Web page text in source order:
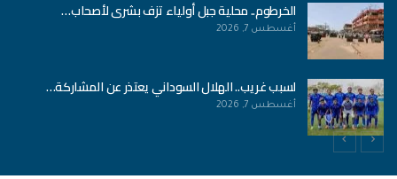
الخرطوم.. محلية جبل أولياء تزف بشرى لأصحاب…
أغسطس 7, 2026
لسبب غريب.. الهلال السوداني يعتذر عن المشاركة…
أغسطس 7, 2026